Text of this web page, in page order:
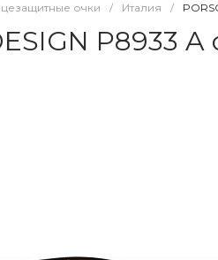
очки / Италия /
P8933 A